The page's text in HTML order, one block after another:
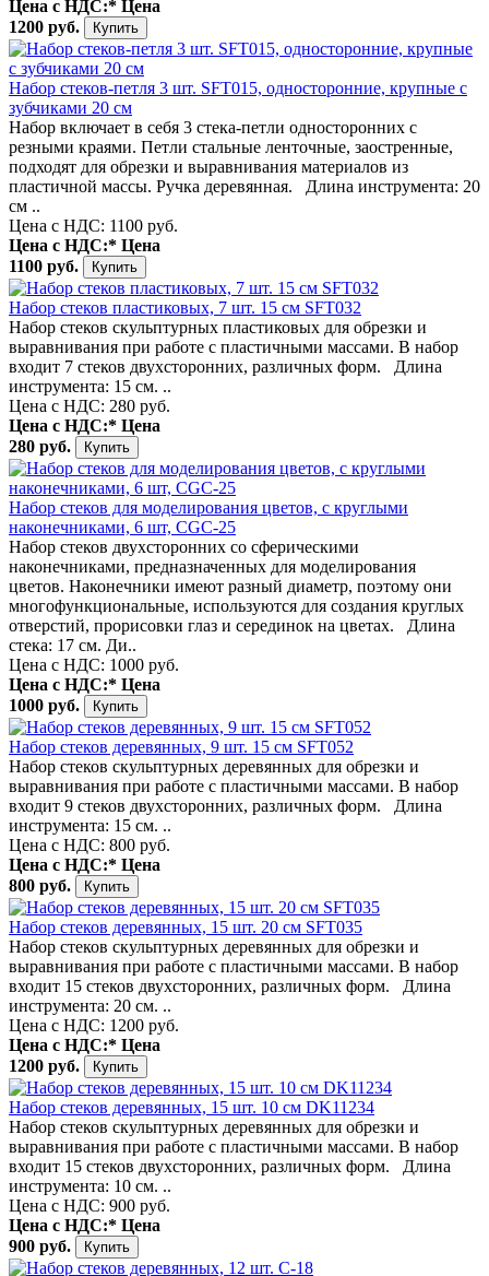
Цена с НДС:* Цена
1200 руб.
Набор стеков-петля 3 шт. SFT015, односторонние, крупные с
зубчиками 20 см
Набор включает в себя 3 стека-петли односторонних с
резными краями. Петли стальные ленточные, заостренные,
подходят для обрезки и выравнивания материалов из
пластичной массы. Ручка деревянная. Длина инструмента: 20
см ..
Цена с НДС: 1100 руб.
Цена с НДС:* Цена
1100 руб.
Набор стеков пластиковых, 7 шт. 15 см SFT032
Набор стеков скульптурных пластиковых для обрезки и
выравнивания при работе с пластичными массами. В набор
входит 7 стеков двухсторонних, различных форм. Длина
инструмента: 15 см. ..
Цена с НДС: 280 руб.
Цена с НДС:* Цена
280 руб.
Набор стеков для моделирования цветов, с круглыми
наконечниками, 6 шт, CGC-25
Набор стеков двухсторонних со сферическими
наконечниками, предназначенных для моделирования
цветов. Наконечники имеют разный диаметр, поэтому они
многофункциональные, используются для создания круглых
отверстий, прорисовки глаз и серединок на цветах. Длина
стека: 17 см. Ди..
Цена с НДС: 1000 руб.
Цена с НДС:* Цена
1000 руб.
Набор стеков деревянных, 9 шт. 15 см SFT052
Набор стеков скульптурных деревянных для обрезки и
выравнивания при работе с пластичными массами. В набор
входит 9 стеков двухсторонних, различных форм. Длина
инструмента: 15 см. ..
Цена с НДС: 800 руб.
Цена с НДС:* Цена
800 руб.
Набор стеков деревянных, 15 шт. 20 см SFT035
Набор стеков скульптурных деревянных для обрезки и
выравнивания при работе с пластичными массами. В набор
входит 15 стеков двухсторонних, различных форм. Длина
инструмента: 20 см. ..
Цена с НДС: 1200 руб.
Цена с НДС:* Цена
1200 руб.
Набор стеков деревянных, 15 шт. 10 см DK11234
Набор стеков скульптурных деревянных для обрезки и
выравнивания при работе с пластичными массами. В набор
входит 15 стеков двухсторонних, различных форм. Длина
инструмента: 10 см. ..
Цена с НДС: 900 руб.
Цена с НДС:* Цена
900 руб.